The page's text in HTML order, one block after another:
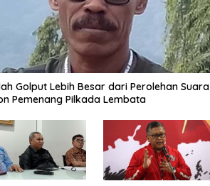
Golput Lebih Besar dari Perolehan Suara
Pemenang Pilkada Lembata